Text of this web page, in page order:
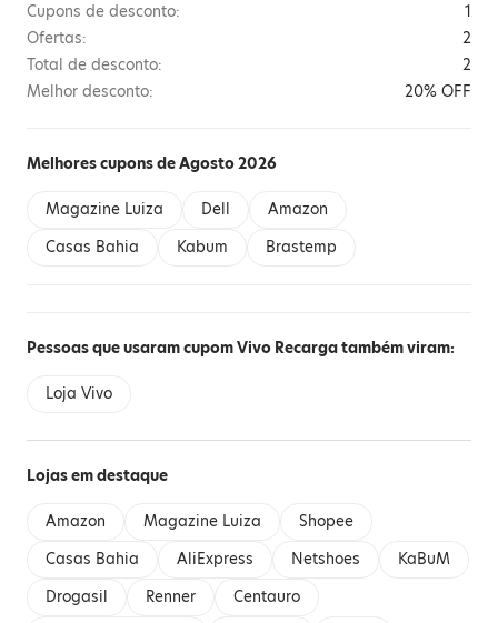
Cupons de desconto:
1
Ofertas:
2
Total de desconto:
2
Melhor desconto:
20% OFF
Melhores cupons de Agosto 2026
Magazine Luiza Dell
Amazon
Casas Bahia
Kabum Brastemp
Pessoas que usaram cupom Vivo Recarga também viram:
Loja Vivo
Lojas em destaque
Amazon Magazine Luiza
Shopee
Casas Bahia
AliExpress Netshoes
KaBuM
Drogasil
Renner
Centauro